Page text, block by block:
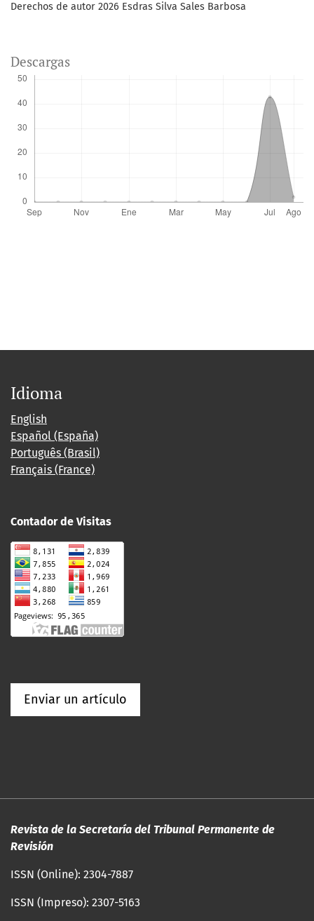
Derechos de autor 2026 Esdras Silva Sales Barbosa
Descargas
Idioma
English
Español (España)
Português (Brasil)
Français (France)
Contador de Visitas
Enviar un artículo
Revista de la Secretaría del Tribunal Permanente de
Revisión
ISSN (Online): 2304-7887
ISSN (Impreso): 2307-5163